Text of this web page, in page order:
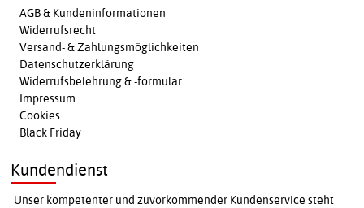
AGB & Kundeninformationen
Widerrufsrecht
Versand- & Zahlungsmöglichkeiten
Datenschutzerklärung
Widerrufsbelehrung & -formular
Impressum
Cookies
Black Friday
Kundendienst
Unser kompetenter und zuvorkommender Kundenservice steht